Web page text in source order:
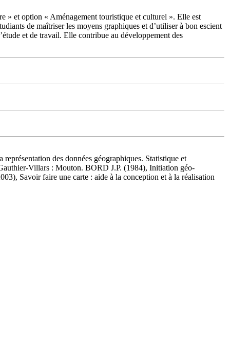
» et option « Aménagement touristique et culturel ». Elle est
de maîtriser les moyens graphiques et d’utiliser à bon escient
et de travail. Elle contribue au développement des
des données géographiques. Statistique et
Villars : Mouton. BORD J.P. (1984), Initiation géo-
Savoir faire une carte : aide à la conception et à la réalisation